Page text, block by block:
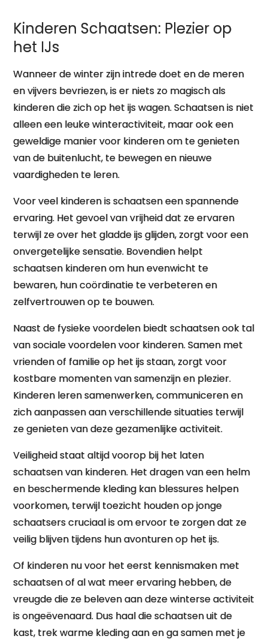
Kinderen Schaatsen: Plezier op
het IJs
Wanneer de winter zijn intrede doet en de meren
en vijvers bevriezen, is er niets zo magisch als
kinderen die zich op het ijs wagen. Schaatsen is niet
alleen een leuke winteractiviteit, maar ook een
geweldige manier voor kinderen om te genieten
van de buitenlucht, te bewegen en nieuwe
vaardigheden te leren.
Voor veel kinderen is schaatsen een spannende
ervaring. Het gevoel van vrijheid dat ze ervaren
terwijl ze over het gladde ijs glijden, zorgt voor een
onvergetelijke sensatie. Bovendien helpt
schaatsen kinderen om hun evenwicht te
bewaren, hun coördinatie te verbeteren en
zelfvertrouwen op te bouwen.
Naast de fysieke voordelen biedt schaatsen ook tal
van sociale voordelen voor kinderen. Samen met
vrienden of familie op het ijs staan, zorgt voor
kostbare momenten van samenzijn en plezier.
Kinderen leren samenwerken, communiceren en
zich aanpassen aan verschillende situaties terwijl
ze genieten van deze gezamenlijke activiteit.
Veiligheid staat altijd voorop bij het laten
schaatsen van kinderen. Het dragen van een helm
en beschermende kleding kan blessures helpen
voorkomen, terwijl toezicht houden op jonge
schaatsers cruciaal is om ervoor te zorgen dat ze
veilig blijven tijdens hun avonturen op het ijs.
Of kinderen nu voor het eerst kennismaken met
schaatsen of al wat meer ervaring hebben, de
vreugde die ze beleven aan deze winterse activiteit
is ongeëvenaard. Dus haal die schaatsen uit de
kast, trek warme kleding aan en ga samen met je